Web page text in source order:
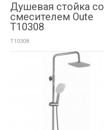
Душевая стойка со
смесителем Oute
T10308
T10308